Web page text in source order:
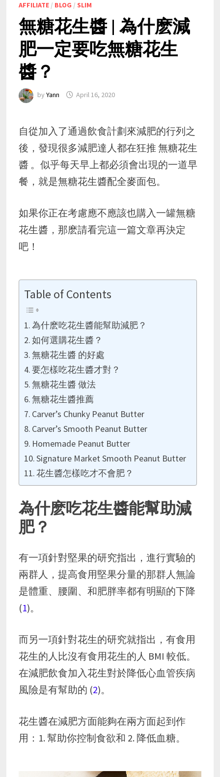
AFFILIATE/ BLOG / SLIM
無糖花生醬 | 為什麽減
肥一定要吃無糖花生
醬？
by Yann April 16, 2020
自從加入了通過飲食計劃來減肥的行列之
後，發現很多減肥達人都在狂推 無糖花生
醬 。似乎每天早上都必須會出現的一道早
餐，就是無糖花生醬配全麥面包。
如果你正在考慮應不應該也購入一罐無糖
花生醬，那麽請看完這一篇文章再決定
吧！
Table of Contents
為什麽吃花生醬能幫助減肥？
如何選購花生醬？
無糖花生醬 的好處
要怎樣吃花生醬才對？
無糖花生醬 做法
無糖花生醬推薦
Carver’s Chunky Peanut Butter
Carver’s Smooth Peanut Butter
Homemade Peanut Butter
Signature Market Smooth Peanut Butter
花生醬怎樣吃才不會肥？
為什麽吃花生醬能幫助減
肥？
有一項針對堅果的研究指出，進行實驗的
兩群人，提高食用堅果分量的那群人無論
是體重、腰圍、和肥胖率都有明顯的下降
(1)。
而另一項針對花生的研究就指出，有食用
花生的人比沒有食用花生的人 BMI 較低。
在減肥飲食加入花生對於降低心血管疾病
風險是有幫助的 (2)。
花生醬在減肥方面能夠在兩方面起到作
用：1. 幫助你控制食欲和 2. 降低血糖。